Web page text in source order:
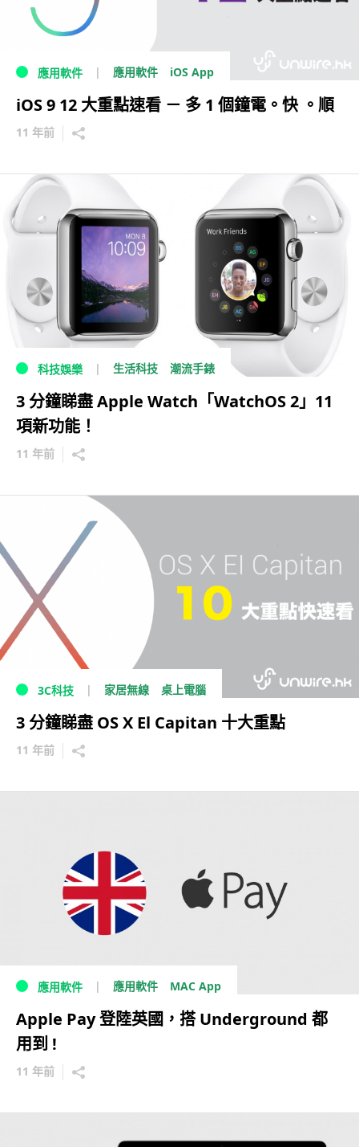
應用軟件 應用軟件 iOS App
iOS 9 12 大重點速看 － 多 1 個鐘電。快 。順
11 年前
科技娛樂 生活科技 潮流手錶
3 分鐘睇盡 Apple Watch「WatchOS 2」11
項新功能！
11 年前
3C科技 家居無線 桌上電腦
3 分鐘睇盡 OS X El Capitan 十大重點
11 年前
應用軟件 應用軟件 MAC App
Apple Pay 登陸英國，搭 Underground 都
用到 !
11 年前